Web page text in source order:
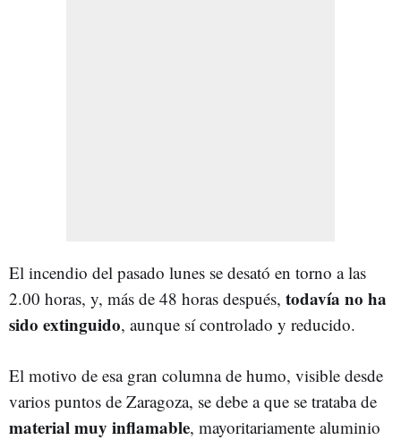
El incendio del pasado lunes se desató en torno a las
2.00 horas, y, más de 48 horas después, todavía no ha
sido extinguido, aunque sí controlado y reducido.
El motivo de esa gran columna de humo, visible desde
varios puntos de Zaragoza, se debe a que se trataba de
material muy inflamable, mayoritariamente aluminio